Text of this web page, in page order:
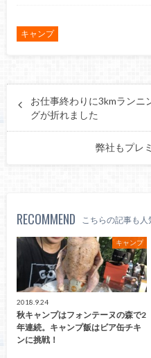
キャンプ
お仕事終わりに3kmランニ
グが折れました
弊社もプレ
RECOMMEND こちらの記事も人
キャンプ
2018.9.24
秋キャンプはフォンテーヌの森で2
年連続。キャンプ飯はビア缶チキ
ンに挑戦！